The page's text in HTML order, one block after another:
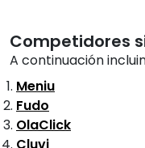
Competidores
A continuación
Meniu
Fudo
OlaClick